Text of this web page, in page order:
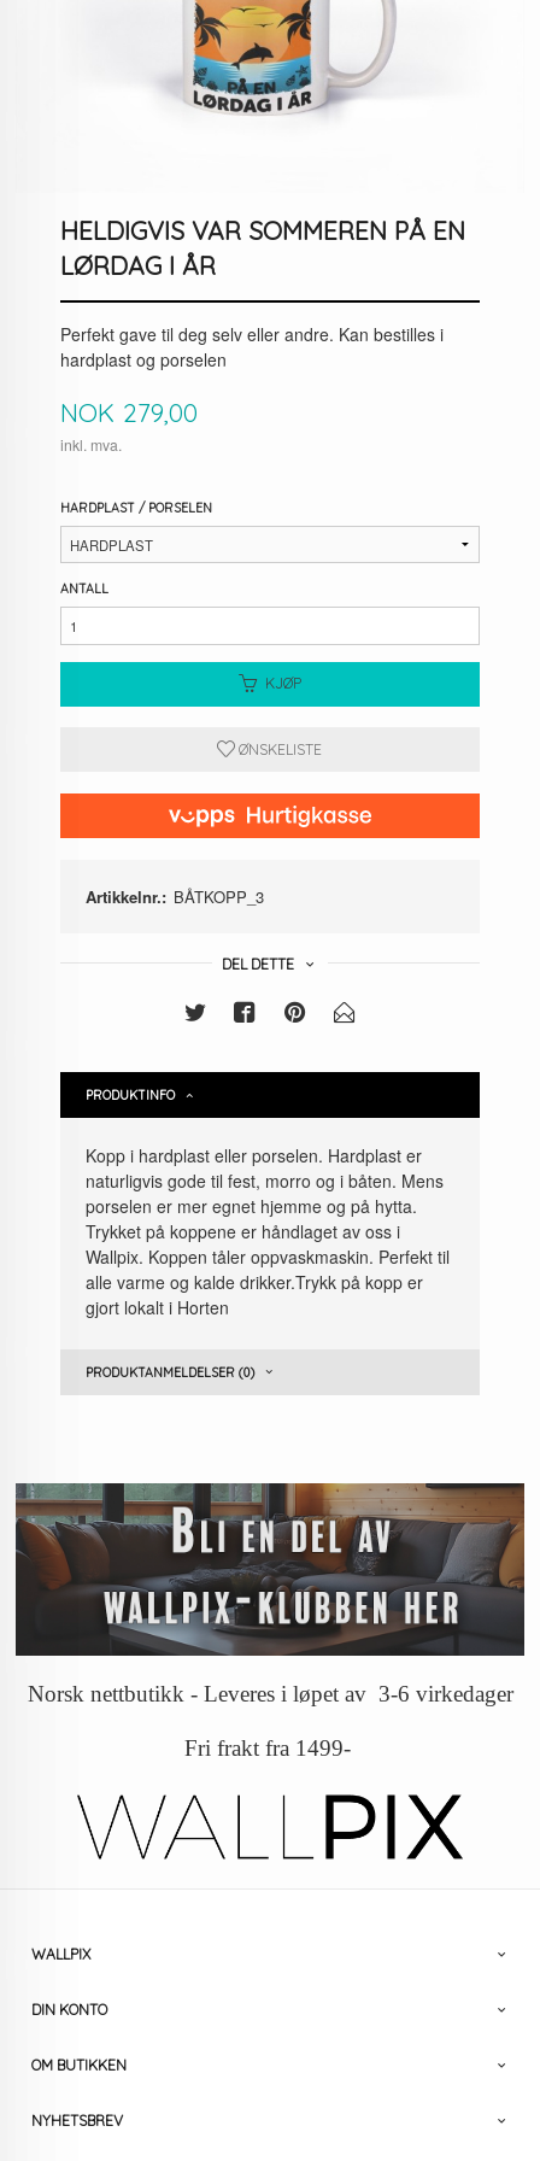
HELDIGVIS VAR SOMMEREN PÅ EN
LØRDAG I ÅR
Perfekt gave til deg selv eller andre. Kan bestilles i
hardplast og porselen
Pris
NOK 279,00
inkl. mva.
HARDPLAST / PORSELEN
ANTALL
KJØP
ØNSKELISTE
Artikkelnr.: BÅTKOPP_3
DEL DETTE
PRODUKTINFO
Kopp i hardplast eller porselen. Hardplast er
naturligvis gode til fest, morro og i båten. Mens
porselen er mer egnet hjemme og på hytta.
Trykket på koppene er håndlaget av oss i
Wallpix. Koppen tåler oppvaskmaskin. Perfekt til
alle varme og kalde drikker.Trykk på kopp er
gjort lokalt i Horten
PRODUKTANMELDELSER (0)
Norsk nettbutikk - Leveres i løpet av 3-6 virkedager
Fri frakt fra 1499-
WALLPIX
DIN KONTO
OM BUTIKKEN
NYHETSBREV